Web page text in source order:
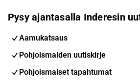
Pysy ajantasalla Inderesin
Aamukatsaus
Pohjoismaiden uutiskirje
Pohjoismaiset tapahtumat